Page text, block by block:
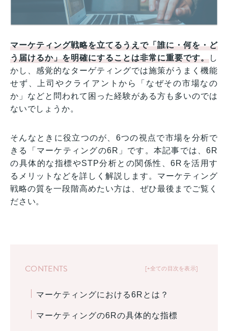
マーケティング戦略を立てるうえで「誰に・何を・ど
う届けるか」を明確にすることは非常に重要です。し
かし、感覚的なターゲティングでは施策がうまく機能
せず、上司やクライアントから「なぜその市場なの
か」などと問われて困った経験がある方も多いのでは
ないでしょうか。
そんなときに役立つのが、6つの視点で市場を分析で
きる「マーケティングの6R」です。本記事では、6R
の具体的な指標やSTP分析との関係性、6Rを活用す
るメリットなどを詳しく解説します。マーケティング
戦略の質を一段階高めたい方は、ぜひ最後までご覧く
ださい。
+全ての目次を表示
CONTENTS
マーケティングにおける6Rとは？
マーケティングの6Rの具体的な指標